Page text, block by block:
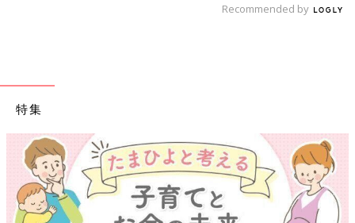
Recommended by
特集